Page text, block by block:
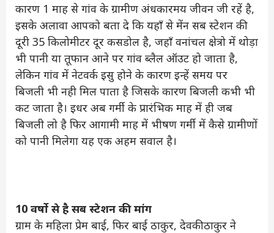
कारण 1 माह से गांव के ग्रामीण अंधकारमय जीवन जी रहें है,
इसके अलावा आपको बता दे कि यहाँ से मेंन सब स्टेशन की
दूरी 35 किलोमीटर दूर कसडोल है, जहाँ वनांचल क्षेत्रो में थोड़ा
भी पानी या तूफान आने पर गांव ब्लैल ऑउट हो जाता है,
लेकिन गांव में नेटवर्क इसु होने के कारण इन्हें समय पर
बिजली भी नही मिल पाता है जिसके कारण बिजली कभी भी
कट जाता है। इधर अब गर्मी के प्रारंभिक माह में ही जब
बिजली लो है फिर आगामी माह में भीषण गर्मी में कैसे ग्रामीणों
को पानी मिलेगा यह एक अहम सवाल है।
10 वर्षो से है सब स्टेशन की मांग
ग्राम के महिला प्रेम बाई, फिर बाई ठाकुर, देवकी ठाकुर ने